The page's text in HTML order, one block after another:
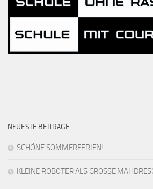
NEUESTE BEITRÄGE
SCHÖNE SOMMERFERIEN!
KLEINE ROBOTER ALS GROSSE